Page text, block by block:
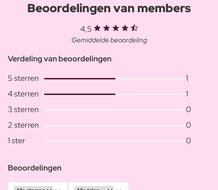
Beoordelingen van members
4,5
Gemiddelde beoordeling
Verdeling van beoordelingen
5 sterren
1
4 sterren
1
3 sterren
0
2 sterren
0
1 ster
0
Beoordelingen